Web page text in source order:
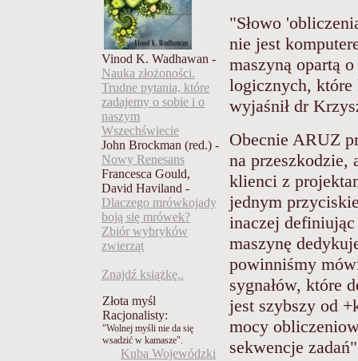
Vinod K. Wadhawan -
Nauka złożoności.
Trudne pytania, które
zadajemy o sobie i o
naszym
Wszechświecie
John Brockman (red.) -
Nowy Renesans
Francesca Gould,
David Haviland -
Dlaczego mrówkojady
boją się mrówek?
Zbiór wybryków
zwierząt
Znajdź książkę..
Złota myśl
Racjonalisty:
"Wolnej myśli nie da się
wsadzić w kamasze".
Kuba Wojewódzki
"Słowo
nie jest
maszyną opartą
logicznych,
wyjaśnił dr
Obecnie ARUZ
na przeszkodzie,
klienci z
jednym
inaczej definiując
maszynę
powinniśmy
sygnałów, które
jest szybszy od
mocy
sekwencje